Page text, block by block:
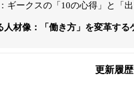
ギークスの「10の心得」と「
人材像：「働き方」を変革する
更新履歴